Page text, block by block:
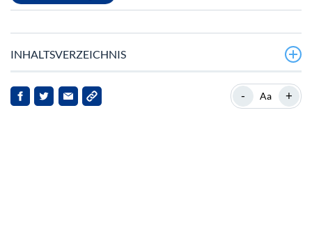
INHALTSVERZEICHNIS
Strategische Partnerschaften von Sei Network
- Aa +